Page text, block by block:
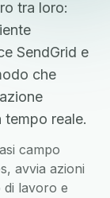
tra loro:
SendGrid e
che
reale.
campo
avvia azioni
lavoro e